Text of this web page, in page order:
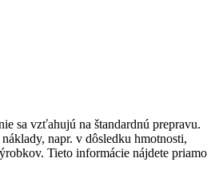
sa vzťahujú na štandardnú prepravu.
napr. v dôsledku hmotnosti,
Tieto informácie nájdete priamo